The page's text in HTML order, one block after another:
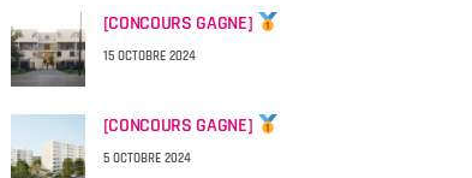
[CONCOURS GAGNE]
15 OCTOBRE 2024
[CONCOURS GAGNE]
5 OCTOBRE 2024